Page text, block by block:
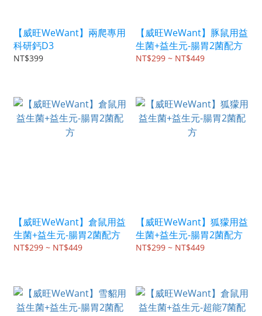
【威旺WeWant】兩爬專用
科研鈣D3
NT$399
【威旺WeWant】豚鼠用益
生菌+益生元-腸胃2菌配方
NT$299 ~ NT$449
【威旺WeWant】倉鼠用益
生菌+益生元-腸胃2菌配方
NT$299 ~ NT$449
【威旺WeWant】狐獴用益
生菌+益生元-腸胃2菌配方
NT$299 ~ NT$449